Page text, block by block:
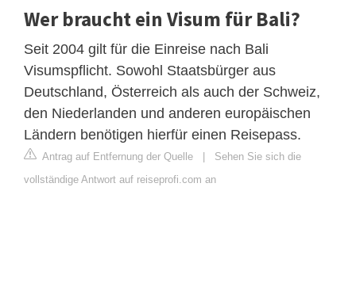
Wer braucht ein Visum für Bali?
Seit 2004 gilt für die Einreise nach Bali
Visumspflicht. Sowohl Staatsbürger aus
Deutschland, Österreich als auch der Schweiz,
den Niederlanden und anderen europäischen
Ländern benötigen hierfür einen Reisepass.
Antrag auf Entfernung der Quelle | Sehen Sie sich die
vollständige Antwort auf reiseprofi.com an